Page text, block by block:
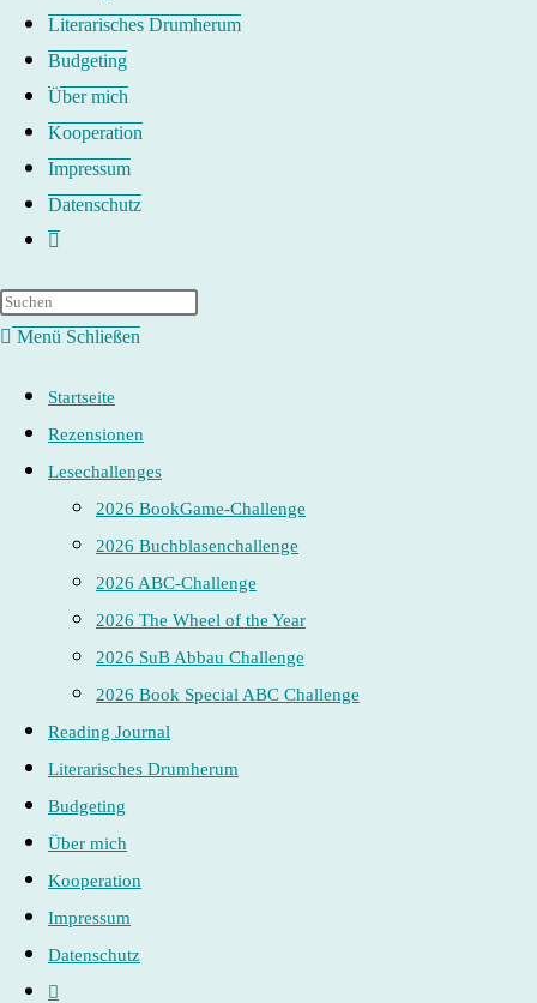
Literarisches Drumherum
Budgeting
Über mich
Kooperation
Impressum
Datenschutz
Website-
umschalten
Menü Schließen
Startseite
Rezensionen
Lesechallenges
2026 BookGame-Challenge
2026 Buchblasenchallenge
2026 ABC-Challenge
2026 The Wheel of the Year
2026 SuB Abbau Challenge
2026 Book Special ABC Challenge
Reading Journal
Literarisches Drumherum
Budgeting
Über mich
Kooperation
Impressum
Datenschutz
Website-